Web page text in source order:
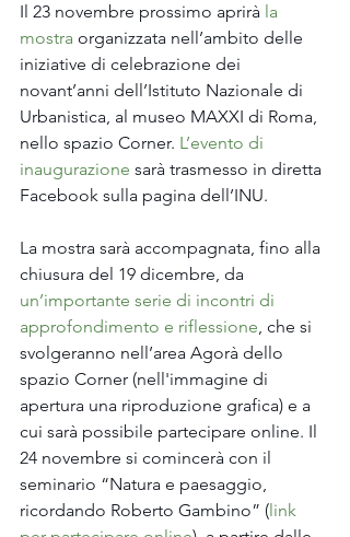
Il 23 novembre prossimo aprirà la
mostra organizzata nell’ambito delle
iniziative di celebrazione dei
novant’anni dell’Istituto Nazionale di
Urbanistica, al museo MAXXI di Roma,
nello spazio Corner. L’evento di
inaugurazione sarà trasmesso in diretta
Facebook sulla pagina dell’INU.
La mostra sarà accompagnata, fino alla
chiusura del 19 dicembre, da
un’importante serie di incontri di
approfondimento e riflessione, che si
svolgeranno nell’area Agorà dello
spazio Corner (nell'immagine di
apertura una riproduzione grafica) e a
cui sarà possibile partecipare online. Il
24 novembre si comincerà con il
seminario “Natura e paesaggio,
ricordando Roberto Gambino” (link